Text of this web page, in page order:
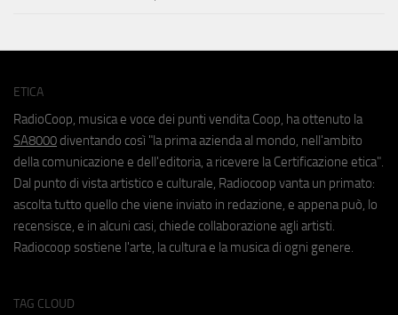
ETICA
RadioCoop, musica e voce dei punti vendita Coop, ha ottenuto la
SA8000 diventando così "la prima azienda al mondo, nell'ambito
della comunicazione e dell'editoria, a ricevere la Certificazione etica".
Dal punto di vista artistico e culturale, Radiocoop vanta un primato:
ascolta tutto quello che viene inviato in redazione, e appena può, lo
recensisce, e in alcuni casi, chiede collaborazione agli artisti.
Radiocoop sostiene l'arte, la cultura e la musica di ogni genere.
TAG CLOUD